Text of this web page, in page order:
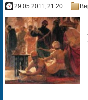
29.05.2011, 21:20